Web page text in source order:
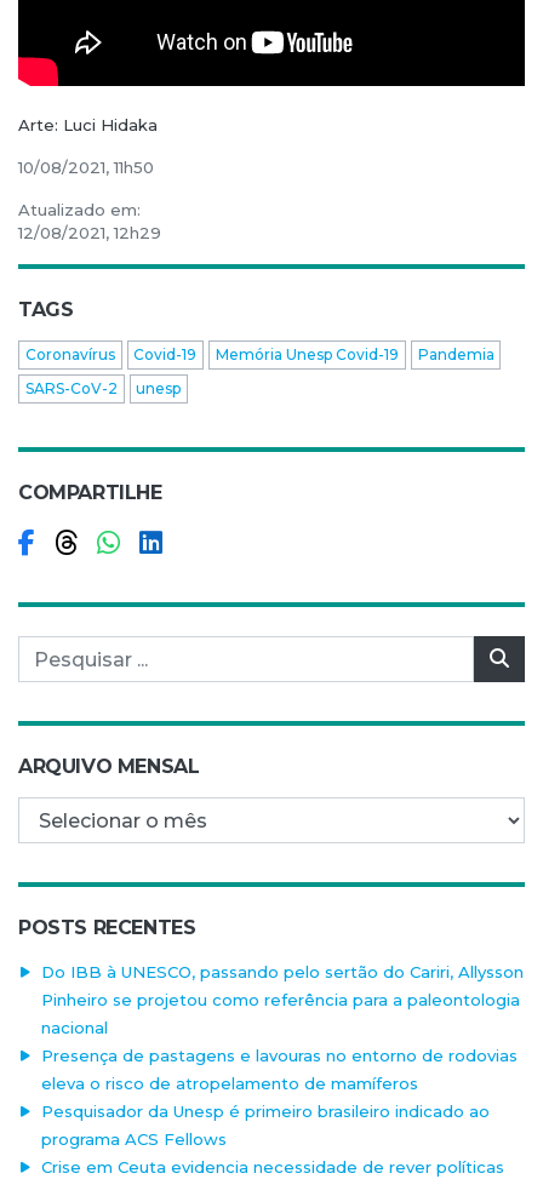
Arte: Luci Hidaka
10/08/2021, 11h50
Atualizado em:
12/08/2021, 12h29
TAGS
Coronavírus Covid-19 Memória Unesp Covid-19
Pandemia
SARS-CoV-2
unesp
COMPARTILHE
Compartilhar no Facebook
Compartilhar no Threads
Compartilhar no WhatsApp
Compartilhar no LinkedIn
Pesquisar por:
ARQUIVO MENSAL
Arquivo mensal
POSTS RECENTES
Do IBB à UNESCO, passando pelo sertão do Cariri, Allysson
Pinheiro se projetou como referência para a paleontologia
nacional
Presença de pastagens e lavouras no entorno de rodovias
eleva o risco de atropelamento de mamíferos
Pesquisador da Unesp é primeiro brasileiro indicado ao
programa ACS Fellows
Crise em Ceuta evidencia necessidade de rever políticas